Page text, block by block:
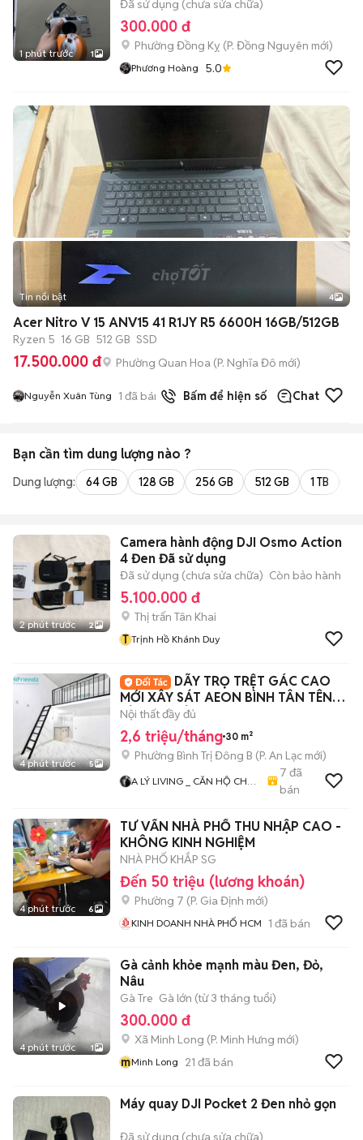
1 phút trước 1
Đã sử dụng (chưa sửa chữa)
300.000 đ
Phường Đồng Kỵ (P. Đồng Nguyên mới)
Phương Hoàng 5.0
Tin nổi bật 4
Acer Nitro V 15 ANV15 41 R1JY R5 6600H 16GB/512GB
Ryzen 5 16 GB 512 GB SSD
17.500.000 đ Phường Quan Hoa (P. Nghĩa Đô mới)
Nguyễn Xuân Tùng 1 đã bán Bấm để hiện số Chat
Bạn cần tìm dung lượng nào ?
Dung lượng: 64 GB 128 GB 256 GB 512 GB 1 TB
2 phút trước 2
Camera hành động DJI Osmo Action
4 Đen Đã sử dụng
Đã sử dụng (chưa sửa chữa) Còn bảo hành
5.100.000 đ
Thị trấn Tân Khai
T Trịnh Hồ Khánh Duy
4 phút trước 5
DÃY TRỌ TRỆT GÁC CAO
MỚI XÂY SÁT AEON BÌNH TÂN TÊN
LỬA MỚI TỈNH LỘ 10
Nội thất đầy đủ
2,6 triệu/tháng 30 m²
Phường Bình Trị Đông B (P. An Lạc mới)
A LÝ LIVING _ CĂN HỘ CHO
CHUNG CƯ - NHÀ Ở
7 đã
bán
4 phút trước 6
TƯ VẤN NHÀ PHỐ THU NHẬP CAO -
KHÔNG KINH NGHIỆM
NHÀ PHỐ KHẮP SG
Đến 50 triệu (lương khoán)
Phường 7 (P. Gia Định mới)
KINH DOANH NHÀ PHỐ HCM 1 đã bán
4 phút trước 1
Gà cảnh khỏe mạnh màu Đen, Đỏ,
Nâu
Gà Tre Gà lớn (từ 3 tháng tuổi)
300.000 đ
Xã Minh Long (P. Minh Hưng mới)
mMinh Long 21 đã bán
Máy quay DJI Pocket 2 Đen nhỏ gọn
Đã sử dụng (chưa sửa chữa)